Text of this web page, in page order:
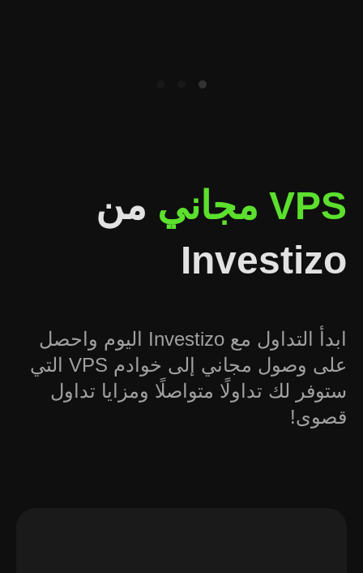
VPS مجاني
من
Investizo
ابدأ التداول مع Investizo اليوم واحصل
على وصول مجاني إلى خوادم VPS التي
ستوفر لك تداولًا متواصلًا ومزايا تداول
قصوى!